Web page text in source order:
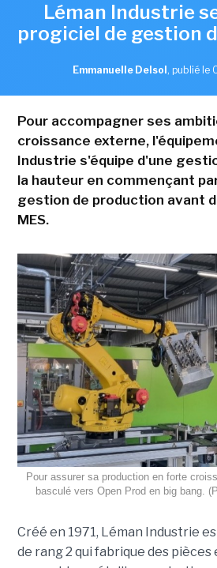
Léman Industrie
progiciel de gestion
Emmanuelle Delsol , publié le
Pour accompagner ses
croissance externe,
Industrie s'équipe d'une
la hauteur en commençant
gestion de production avant
MES.
Pour assurer sa production en forte
basculé vers Open Prod en big bang.
Créé en 1971, Léman Industrie
de rang 2 qui fabrique des pièces